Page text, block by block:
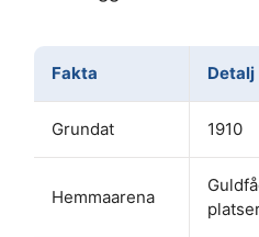
Fakta Detalj
Grundat 1910
Hemmaarena